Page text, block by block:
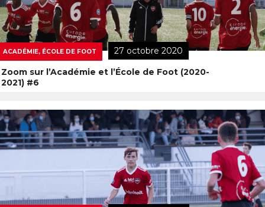
ACADÉMIE, ÉCOLE DE FOOT
27 octobre 2020
Zoom sur l’Académie et l’École de Foot (2020-
2021) #6